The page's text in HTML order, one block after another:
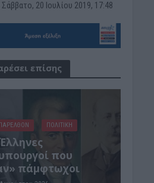
20 Ιουλίου 2019, 17:48
επίσης
ΠΟΛΙΤΙΚΗ
Έλληνες
που
πάμφτωχοι